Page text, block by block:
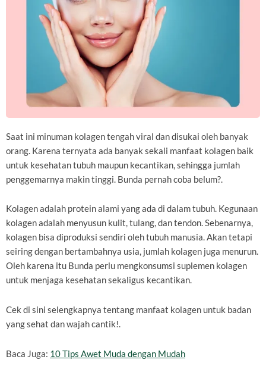
Saat ini minuman kolagen tengah viral dan disukai oleh banyak
orang. Karena ternyata ada banyak sekali manfaat kolagen baik
untuk kesehatan tubuh maupun kecantikan, sehingga jumlah
penggemarnya makin tinggi. Bunda pernah coba belum?.
Kolagen adalah protein alami yang ada di dalam tubuh. Kegunaan
kolagen adalah menyusun kulit, tulang, dan tendon. Sebenarnya,
kolagen bisa diproduksi sendiri oleh tubuh manusia. Akan tetapi
seiring dengan bertambahnya usia, jumlah kolagen juga menurun.
Oleh karena itu Bunda perlu mengkonsumsi suplemen kolagen
untuk menjaga kesehatan sekaligus kecantikan.
Cek di sini selengkapnya tentang manfaat kolagen untuk badan
yang sehat dan wajah cantik!.
Baca Juga: 10 Tips Awet Muda dengan Mudah